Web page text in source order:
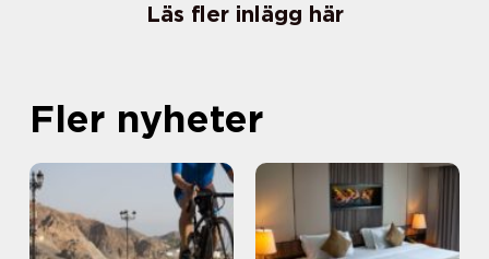
Läs fler inlägg här
Fler nyheter